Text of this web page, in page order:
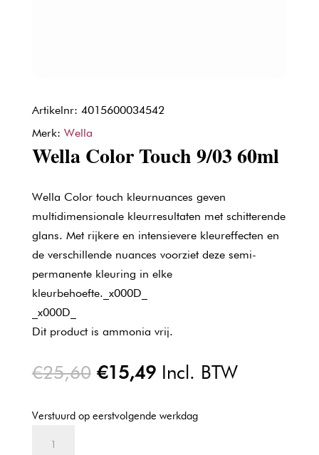
Artikelnr: 4015600034542
Merk: Wella
Wella Color Touch 9/03 60ml
Wella Color touch kleurnuances geven
multidimensionale kleurresultaten met schitterende
glans. Met rijkere en intensievere kleureffecten en
de verschillende nuances voorziet deze semi-
permanente kleuring in elke
kleurbehoefte._x000D_
_x000D_
Dit product is ammonia vrij.
€25,60 Oorspronkelijke
was:
€15,49Huidige
is:
Incl. BTW
Verstuurd op eerstvolgende werkdag